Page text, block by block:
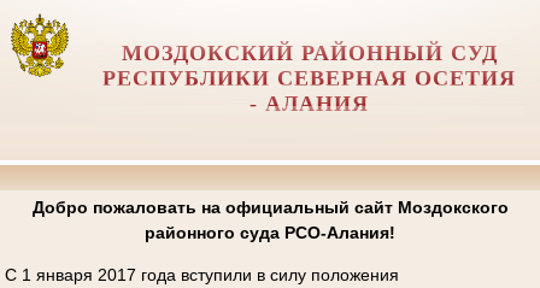
МОЗДОКСКИЙ РАЙОННЫЙ СУД
РЕСПУБЛИКИ СЕВЕРНАЯ ОСЕТИЯ
- АЛАНИЯ
Добро пожаловать на официальный сайт Моздокского
районного суда РСО-Алания!
С 1 января 2017 года вступили в силу положения